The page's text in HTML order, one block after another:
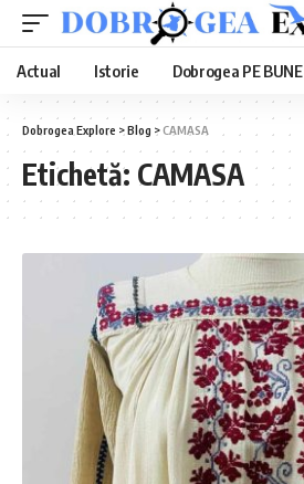
Actual Istorie Dobrogea PE BUNE
Dobrogea Explore >Blog >CAMASA
Etichetă: CAMASA